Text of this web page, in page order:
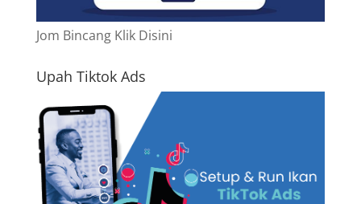
Jom Bincang Klik Disini
Upah Tiktok Ads